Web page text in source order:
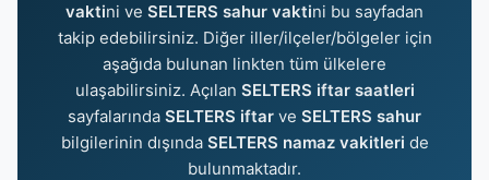
vaktini ve SELTERS sahur vaktini bu sayfadan
takip edebilirsiniz. Diğer iller/ilçeler/bölgeler için
aşağıda bulunan linkten tüm ülkelere
ulaşabilirsiniz. Açılan SELTERS iftar saatleri
sayfalarında SELTERS iftar ve SELTERS sahur
bilgilerinin dışında SELTERS namaz vakitleri de
bulunmaktadır.